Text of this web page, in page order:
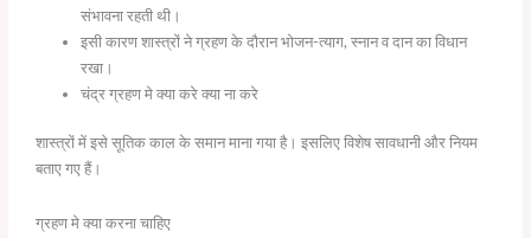
संभावना रहती थी।
इसी कारण शास्त्रों ने ग्रहण के दौरान भोजन-त्याग, स्नान व दान का विधान
रखा।
चंद्र ग्रहण मे क्या करे क्या ना करे
शास्त्रों में इसे सूतिक काल के समान माना गया है। इसलिए विशेष सावधानी और नियम
बताए गए हैं।
ग्रहण मे क्या करना चाहिए